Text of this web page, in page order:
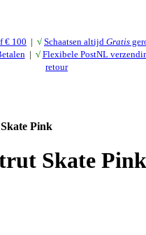
€ 100 | √ Schaatsen altijd Gratis
| √ Flexibele PostNL
retour
Pink
Skate Pink